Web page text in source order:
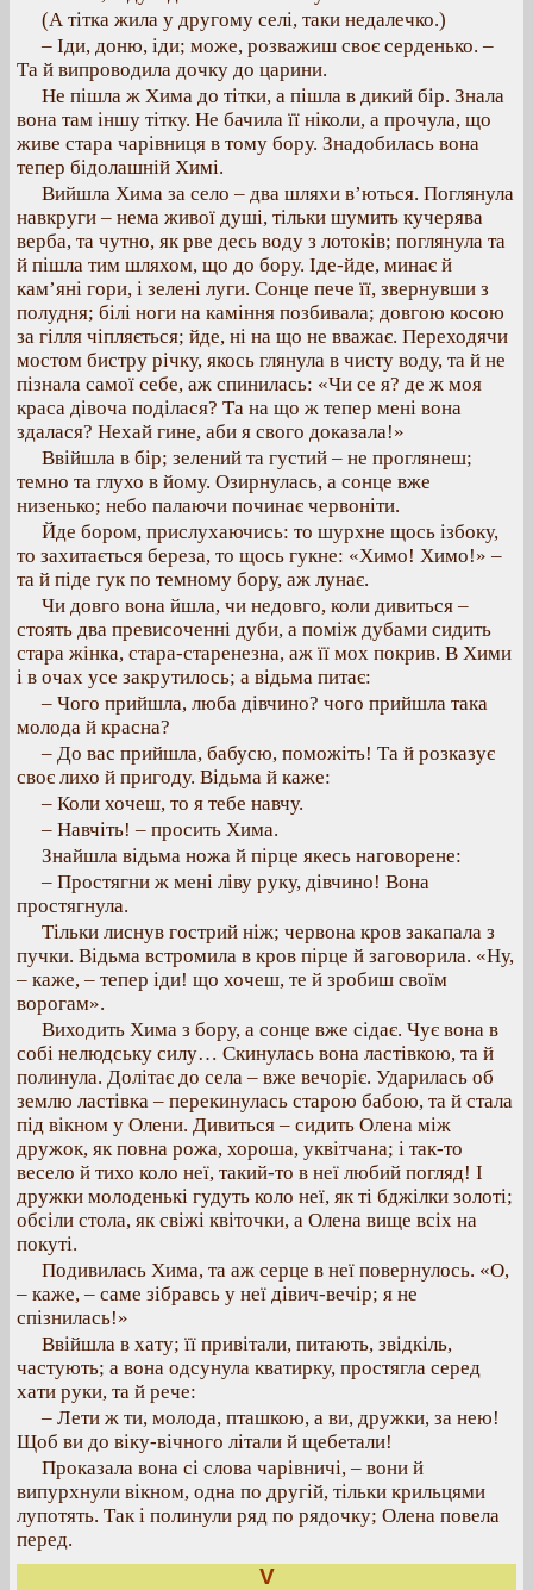
(А тітка жила у другому селі, таки недалечко.)
– Іди, доню, іди; може, розважиш своє серденько. –
Та й випроводила дочку до царини.
Не пішла ж Хима до тітки, а пішла в дикий бір. Знала
вона там іншу тітку. Не бачила її ніколи, а прочула, що
живе стара чарівниця в тому бору. Знадобилась вона
тепер бідолашній Химі.
Вийшла Хима за село – два шляхи в’ються. Поглянула
навкруги – нема живої душі, тільки шумить кучерява
верба, та чутно, як рве десь воду з лотоків; поглянула та
й пішла тим шляхом, що до бору. Іде-йде, минає й
кам’яні гори, і зелені луги. Сонце пече її, звернувши з
полудня; білі ноги на каміння позбивала; довгою косою
за гілля чіпляється; йде, ні на що не вважає. Переходячи
мостом бистру річку, якось глянула в чисту воду, та й не
пізнала самої себе, аж спинилась: «Чи се я? де ж моя
краса дівоча поділася? Та на що ж тепер мені вона
здалася? Нехай гине, аби я свого доказала!»
Ввійшла в бір; зелений та густий – не проглянеш;
темно та глухо в йому. Озирнулась, а сонце вже
низенько; небо палаючи починає червоніти.
Йде бором, прислухаючись: то шурхне щось ізбоку,
то захитається береза, то щось гукне: «Химо! Химо!» –
та й піде гук по темному бору, аж лунає.
Чи довго вона йшла, чи недовго, коли дивиться –
стоять два превисоченні дуби, а поміж дубами сидить
стара жінка, стара-старенезна, аж її мох покрив. В Хими
і в очах усе закрутилось; а відьма питає:
– Чого прийшла, люба дівчино? чого прийшла така
молода й красна?
– До вас прийшла, бабусю, поможіть! Та й розказує
своє лихо й пригоду. Відьма й каже:
– Коли хочеш, то я тебе навчу.
– Навчіть! – просить Хима.
Знайшла відьма ножа й пірце якесь наговорене:
– Простягни ж мені ліву руку, дівчино! Вона
простягнула.
Тільки лиснув гострий ніж; червона кров закапала з
пучки. Відьма встромила в кров пірце й заговорила. «Ну,
– каже, – тепер іди! що хочеш, те й зробиш своїм
ворогам».
Виходить Хима з бору, а сонце вже сідає. Чує вона в
собі нелюдську силу… Скинулась вона ластівкою, та й
полинула. Долітає до села – вже вечоріє. Ударилась об
землю ластівка – перекинулась старою бабою, та й стала
під вікном у Олени. Дивиться – сидить Олена між
дружок, як повна рожа, хороша, уквітчана; і так-то
весело й тихо коло неї, такий-то в неї любий погляд! І
дружки молоденькі гудуть коло неї, як ті бджілки золоті;
обсіли стола, як свіжі квіточки, а Олена вище всіх на
покуті.
Подивилась Хима, та аж серце в неї повернулось. «О,
– каже, – саме зібравсь у неї дівич-вечір; я не
спізнилась!»
Ввійшла в хату; її привітали, питають, звідкіль,
частують; а вона одсунула кватирку, простягла серед
хати руки, та й рече:
– Лети ж ти, молода, пташкою, а ви, дружки, за нею!
Щоб ви до віку-вічного літали й щебетали!
Проказала вона сі слова чарівничі, – вони й
випурхнули вікном, одна по другій, тільки крильцями
лупотять. Так і полинули ряд по рядочку; Олена повела
перед.
V